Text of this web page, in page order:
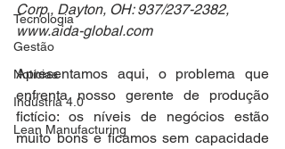
Tecnologia
Gestão
Notícias
Indústria 4.0
Lean Manufacturing
Corp., Dayton, OH: 937/237-2382,
www.aida-global.com
Apresentamos aqui, o problema que
enfrenta nosso gerente de produção
fictício: os níveis de negócios estão
muito bons e ficamos sem capacidade